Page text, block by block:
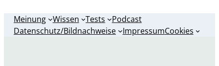
Meinung Wissen Tests
Podcast
Datenschutz/Bildnachweise
ImpressumCookies